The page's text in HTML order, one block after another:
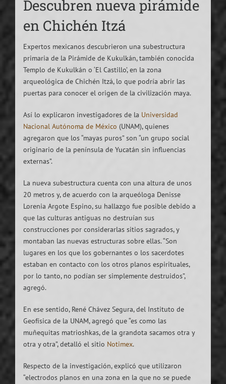
Descubren nueva pirámide
en Chichén Itzá
Expertos mexicanos descubrieron una subestructura
primaria de la Pirámide de Kukulkán, también conocida
Templo de Kukulkán o ‘El Castillo’, en la zona
arqueológica de Chichén Itzá, lo que podría abrir las
puertas para conocer el origen de la civilización maya.
Así lo explicaron investigadores de la Universidad
Nacional Autónoma de México (UNAM), quienes
agregaron que los “mayas puros” son “un grupo social
originario de la península de Yucatán sin influencias
externas”.
La nueva subestructura cuenta con una altura de unos
20 metros y, de acuerdo con la arqueóloga Denisse
Lorenia Argote Espino, su hallazgo fue posible debido a
que las culturas antiguas no destruían sus
construcciones por considerarlas sitios sagrados, y
montaban las nuevas estructuras sobre ellas. “Son
lugares en los que los gobernantes o los sacerdotes
estaban en contacto con los otros planos espirituales,
por lo tanto, no podían ser simplemente destruidos”,
agregó.
En ese sentido, René Chávez Segura, del Instituto de
Geofísica de la UNAM, agregó que “es como las
muñequitas matrioshkas, de la grandota sacamos otra y
otra y otra”, detalló el sitio Notimex.
Respecto de la investigación, explicó que utilizaron
“electrodos planos en una zona en la que no se puede